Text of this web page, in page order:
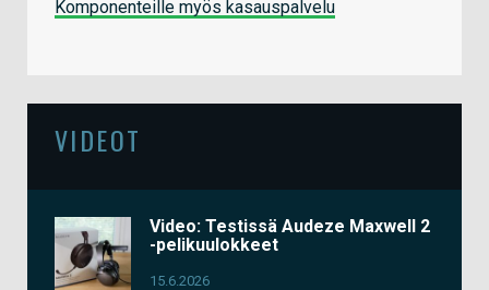
Komponenteille myös kasauspalvelu
VIDEOT
Video: Testissä Audeze Maxwell 2
-pelikuulokkeet
15.6.2026